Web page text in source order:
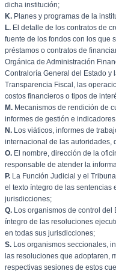
dicha institución;
K. Planes y programas de la
L. El detalle de los contratos de
fuente de los fondos con los que
préstamos o contratos de
Orgánica de Administración
Contraloría General del Estado y
Transparencia Fiscal, las
costos financieros o tipos de
M. Mecanismos de rendición de
informes de gestión e
N. Los viáticos, informes de
internacional de las autoridades,
O. El nombre, dirección de la
responsable de atender la
P. La Función Judicial y el
el texto íntegro de las sentencias
jurisdicciones;
Q. Los organismos de control
íntegro de las resoluciones
en todas sus jurisdicciones;
S. Los organismos seccionales,
las resoluciones que adoptaren,
respectivas sesiones de estos